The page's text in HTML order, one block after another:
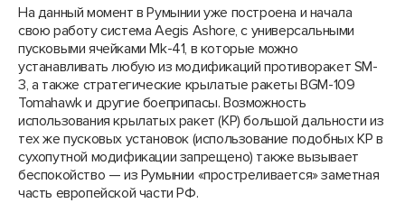
На данный момент в Румынии уже построена и начала
свою работу система Aegis Ashore, с универсальными
пусковыми ячейками Mk-41, в которые можно
устанавливать любую из модификаций противоракет SM-
3, а также стратегические крылатые ракеты BGM-109
Tomahawk и другие боеприпасы. Возможность
использования крылатых ракет (КР) большой дальности из
тех же пусковых установок (использование подобных КР в
сухопутной модификации запрещено) также вызывает
беспокойство — из Румынии «простреливается» заметная
часть европейской части РФ.